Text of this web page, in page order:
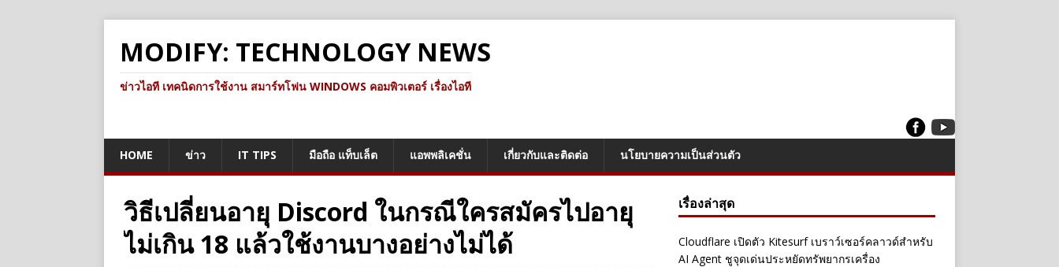
MODIFY: TECHNOLOGY NEWS
ข่าวไอที เทคนิดการใช้งาน สมาร์ทโฟน WINDOWS คอมพิวเตอร์ เรื่องไอที
HOME ข่าว IT TIPS มือถือ แท็บเล็ต แอพพลิเคชั่น เกี่ยวกับและติดต่อ นโยบายความเป็นส่วนตัว
วิธีเปลี่ยนอายุ Discord ในกรณีใครสมัครไปอายุ
ไม่เกิน 18 แล้วใช้งานบางอย่างไม่ได้
เรื่องล่าสุด
Cloudflare เปิดตัว Kitesurf เบราว์เซอร์คลาวด์สำหรับ
AI Agent ชูจุดเด่นประหยัดทรัพยากรเครื่อง